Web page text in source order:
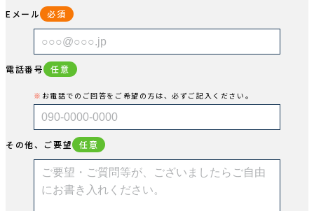
Eメール 必須
電話番号 任意
お電話でのご回答をご希望の方は、必ずご記入ください。
その他、ご要望 任意